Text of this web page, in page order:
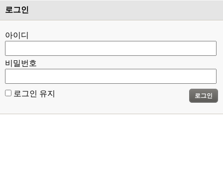
로그인
아이디
비밀번호
로그인 유지 로그인